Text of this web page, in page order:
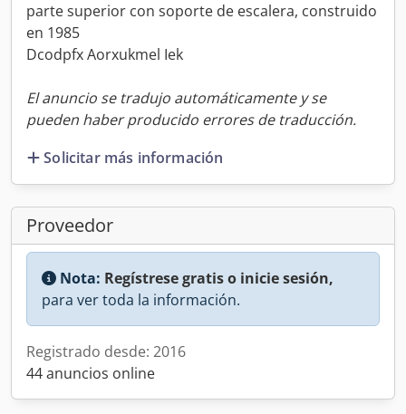
parte superior con soporte de escalera, construido
en 1985
Dcodpfx Aorxukmel Iek
El anuncio se tradujo automáticamente y se
pueden haber producido errores de traducción.
Solicitar más información
Proveedor
Nota: Regístrese gratis o inicie sesión,
para ver toda la información.
Registrado desde: 2016
44 anuncios online